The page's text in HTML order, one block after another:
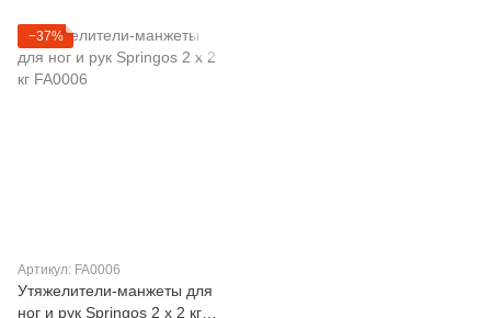
−37%
Артикул: FA0006
Утяжелители-манжеты для
ног и рук Springos 2 x 2 кг